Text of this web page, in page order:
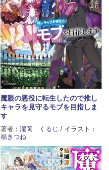
魔眼の悪役に転生したので推し
キャラを見守るモブを目指しま
す
著者： 瀧岡 くるじ / イラスト：
福きつね